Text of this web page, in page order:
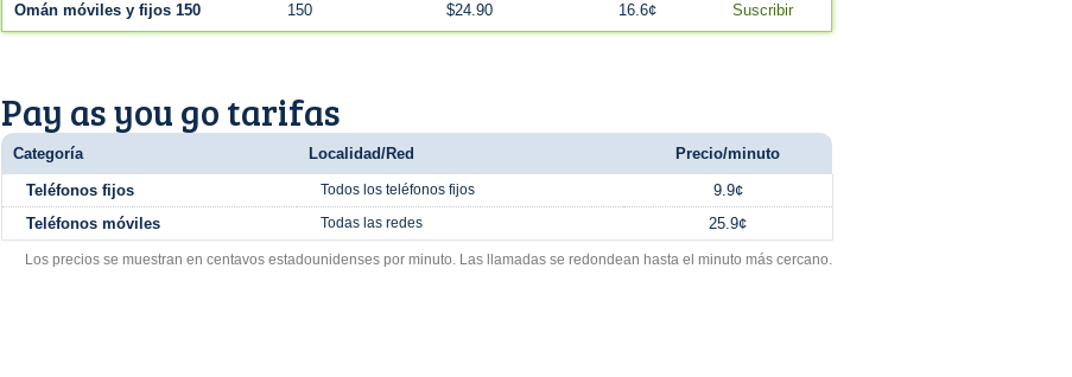
Omán móviles y fijos 150 150 $24.90 16.6¢ Suscribir
Pay as you go tarifas
Categoría Localidad/Red Precio/minuto
Teléfonos fijos Todos los teléfonos fijos
9.9¢
Teléfonos móviles
Todas las redes 25.9¢
Los precios se muestran en centavos estadounidenses por minuto. Las llamadas se redondean hasta el minuto más cercano.